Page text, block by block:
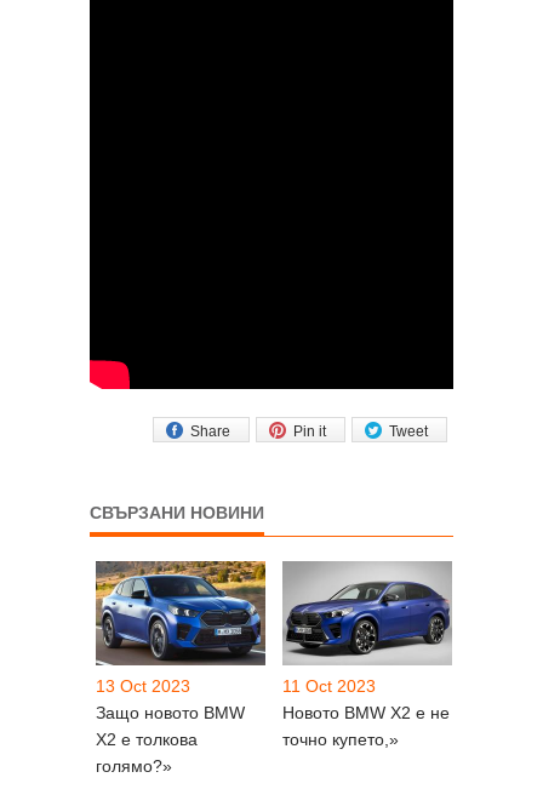
Tweet
Pin it
Share
СВЪРЗАНИ НОВИНИ
13 Oct 2023
Защо новото BMW
X2 е толкова
голямо?»
11 Oct 2023
Новото BMW X2 е не
точно купето,»